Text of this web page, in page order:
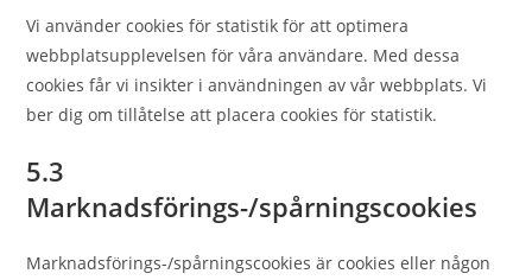
Vi använder cookies för statistik för att optimera
webbplatsupplevelsen för våra användare. Med dessa
cookies får vi insikter i användningen av vår webbplats. Vi
ber dig om tillåtelse att placera cookies för statistik.
5.3
Marknadsförings-/spårningscookies
Marknadsförings-/spårningscookies är cookies eller någon